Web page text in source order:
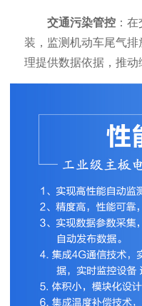
交通污染管控 ：
装，监测机动车尾气
理提供数据依据，推动